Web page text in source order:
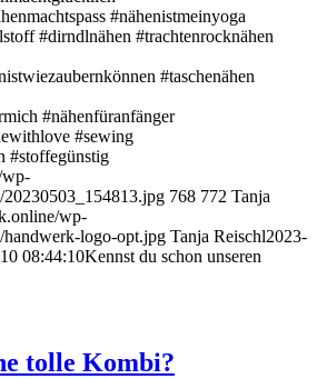
#nähenistmeinyoga
#dirndlnähen #trachtenrocknähen
#taschenähen
#nähenfüranfänger
#sewing
#stoffegünstig
wp-
768 772 Tanja
wp-
handwerk-logo-opt.jpg Tanja Reischl2023-
08:44:10Kennst du schon unseren
tolle Kombi?